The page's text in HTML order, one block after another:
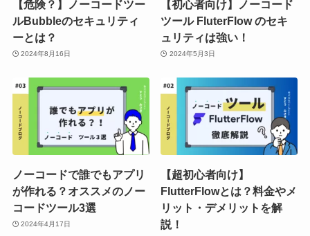
【危険？】ノーコードツー
ルBubbleのセキュリティ
ーとは？
2024年8月16日
【初心者向け】ノーコード
ツール FluterFlow のセキ
ュリティは強い！
2024年5月3日
ノーコードで誰でもアプリ
が作れる？オススメのノー
コードツール3選
2024年4月17日
【超初心者向け】
FlutterFlowとは？料金やメ
リット・デメリットを解
説！